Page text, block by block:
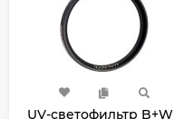
UV-светофильтр B+W